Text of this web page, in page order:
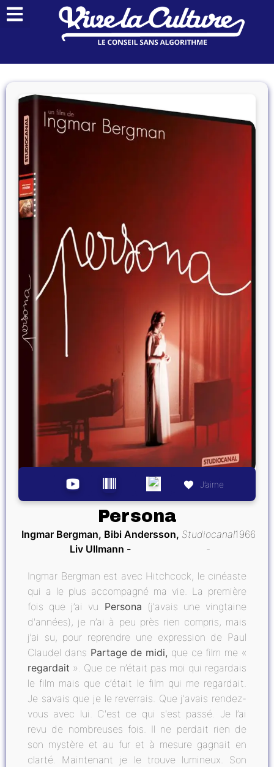
J’aime
Persona
Ingmar Bergman, Bibi Andersson,
Liv Ullmann
Studiocanal1966
Ingmar Bergman est avec Hitchcock, le cinéaste
qui a le plus accompagné ma vie. La première
fois que j’ai vu Persona (j'avais une vingtaine
d'années), je n’ai à peu près rien compris, mais
j’ai su, pour reprendre une expression de Paul
Claudel dans Partage de midi, que ce film me «
regardait ». Que ce n’était pas moi qui regardais
le film mais que c’était le film qui me regardait.
Je savais que je le reverrais. Que j'avais rendez-
vous avec lui. C'est ce qui s'est passé. Je l’ai
revu de nombreuses fois. Il ne perdait rien de
son mystère et au fur et à mesure gagnait en
clarté. Maintenant je le trouve lumineux. Son